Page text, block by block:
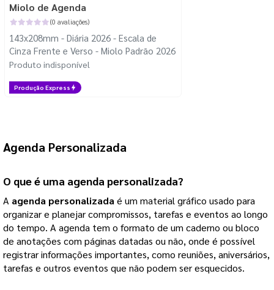
Miolo de Agenda
(0 avaliações)
143x208mm - Diária 2026 - Escala de
Cinza Frente e Verso - Miolo Padrão 2026
Produto indisponível
Produção Express
Agenda Personalizada
O que é uma agenda personalizada?
A agenda personalizada é um material gráfico usado para
organizar e planejar compromissos, tarefas e eventos ao longo
do tempo. A agenda tem o formato de um caderno ou bloco
de anotações com páginas datadas ou não, onde é possível
registrar informações importantes, como reuniões, aniversários,
tarefas e outros eventos que não podem ser esquecidos.